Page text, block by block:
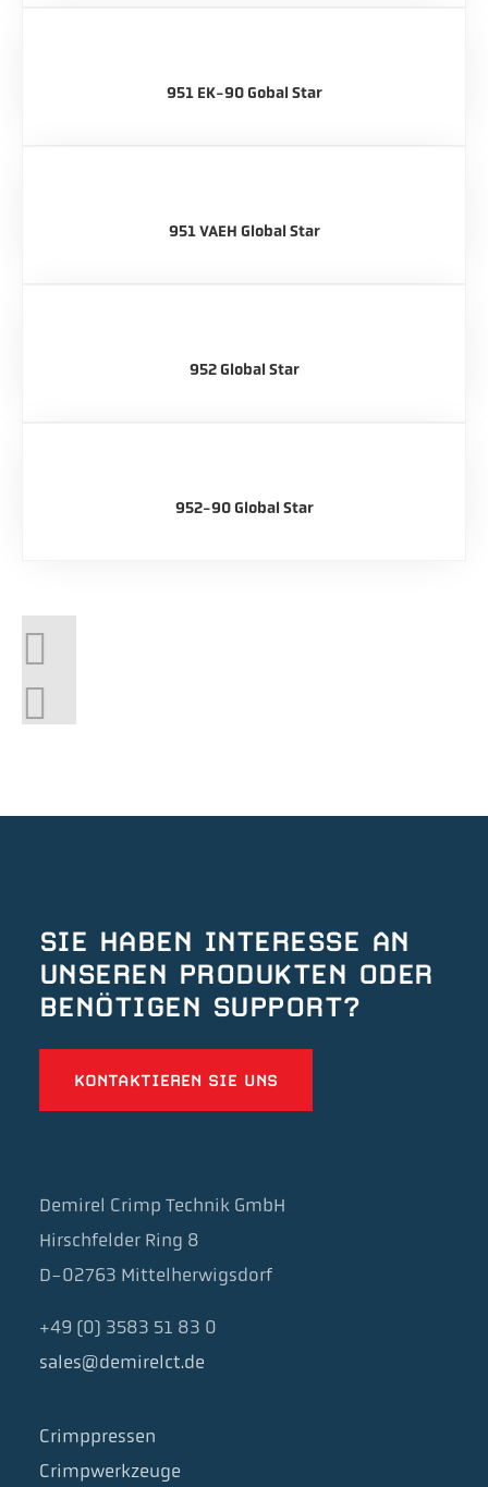
951 EK-90 Gobal Star
951 VAEH Global Star
952 Global Star
952-90 Global Star
SIE HABEN INTERESSE AN
UNSEREN PRODUKTEN ODER
BENÖTIGEN SUPPORT?
KONTAKTIEREN SIE UNS
Demirel Crimp Technik GmbH
Hirschfelder Ring 8
D-02763 Mittelherwigsdorf
+49 (0) 3583 51 83 0
sales@demirelct.de
Crimppressen
Crimpwerkzeuge